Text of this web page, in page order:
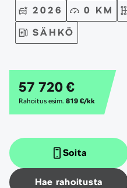
57 720 €
Rahoitus esim. 819 €/kk
2026 0 KM
SÄHKÖ
Soita
Hae rahoitusta